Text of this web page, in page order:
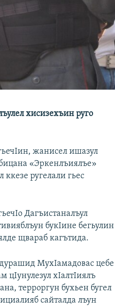
хисизехъин руго
жанисел ишазул
«Эркенлъиялъе»
ругелали гьес
Дагъистаналъул
букIине бегьулин
щвараб кагътида.
МухIамадовас цебе
цIунулезул хIалтIиялъ
терроргун бухьен бугел
сайталда лъун